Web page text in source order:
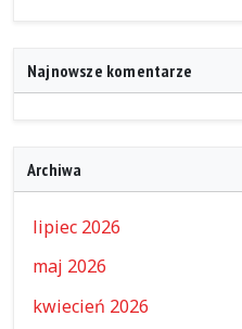
Najnowsze komentarze
Archiwa
lipiec 2026
maj 2026
kwiecień 2026